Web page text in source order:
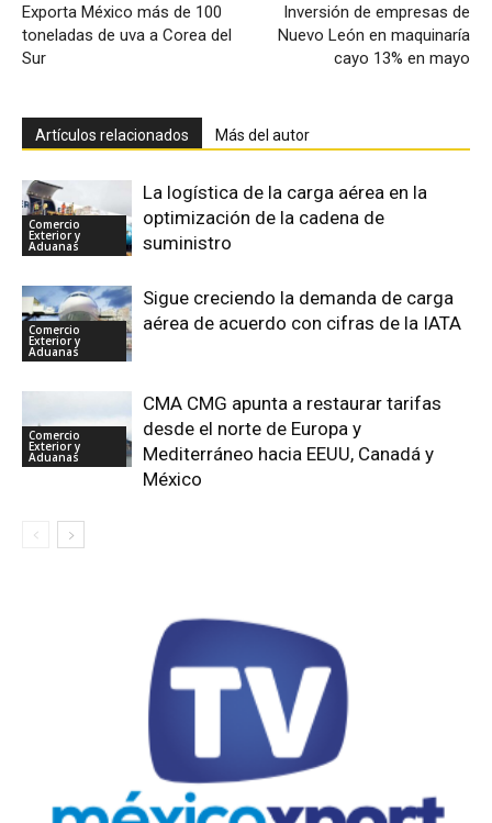
Exporta México más de 100
toneladas de uva a Corea del
Sur
Inversión de empresas de
Nuevo León en maquinaría
cayo 13% en mayo
Artículos relacionados Más del autor
Comercio
Exterior y
Aduanas
La logística de la carga aérea en la
optimización de la cadena de
suministro
Comercio
Exterior y
Aduanas
Sigue creciendo la demanda de carga
aérea de acuerdo con cifras de la IATA
Comercio
Exterior y
Aduanas
CMA CMG apunta a restaurar tarifas
desde el norte de Europa y
Mediterráneo hacia EEUU, Canadá y
México